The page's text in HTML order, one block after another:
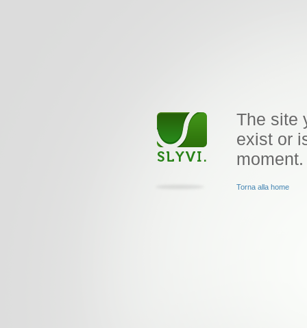
The site
exist or
moment.
Torna alla home